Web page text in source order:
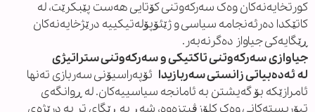
کورتخایەنەکان وەک سەرکەوتنی کۆتایی هەست پێبکرێت، لە
کاتێکدا دەرئەنجامە سیاسی و ژێئۆپۆلەتیکییە درێژخایەنەکان
ڕێگایەکی جیاواز دەگرنەبەر.
جیاوازی سەرکەوتنی تاکتیکی و سەرکەوتنی ستراتیژی
لە ئەدەبیاتی زانستی سەربازیدا ئۆپەراسیۆنی سەربازی تەنها
ئامرازێکە بۆ گەیشتن بە ئامانجە سیاسییەکان. لە ڕوانگەی